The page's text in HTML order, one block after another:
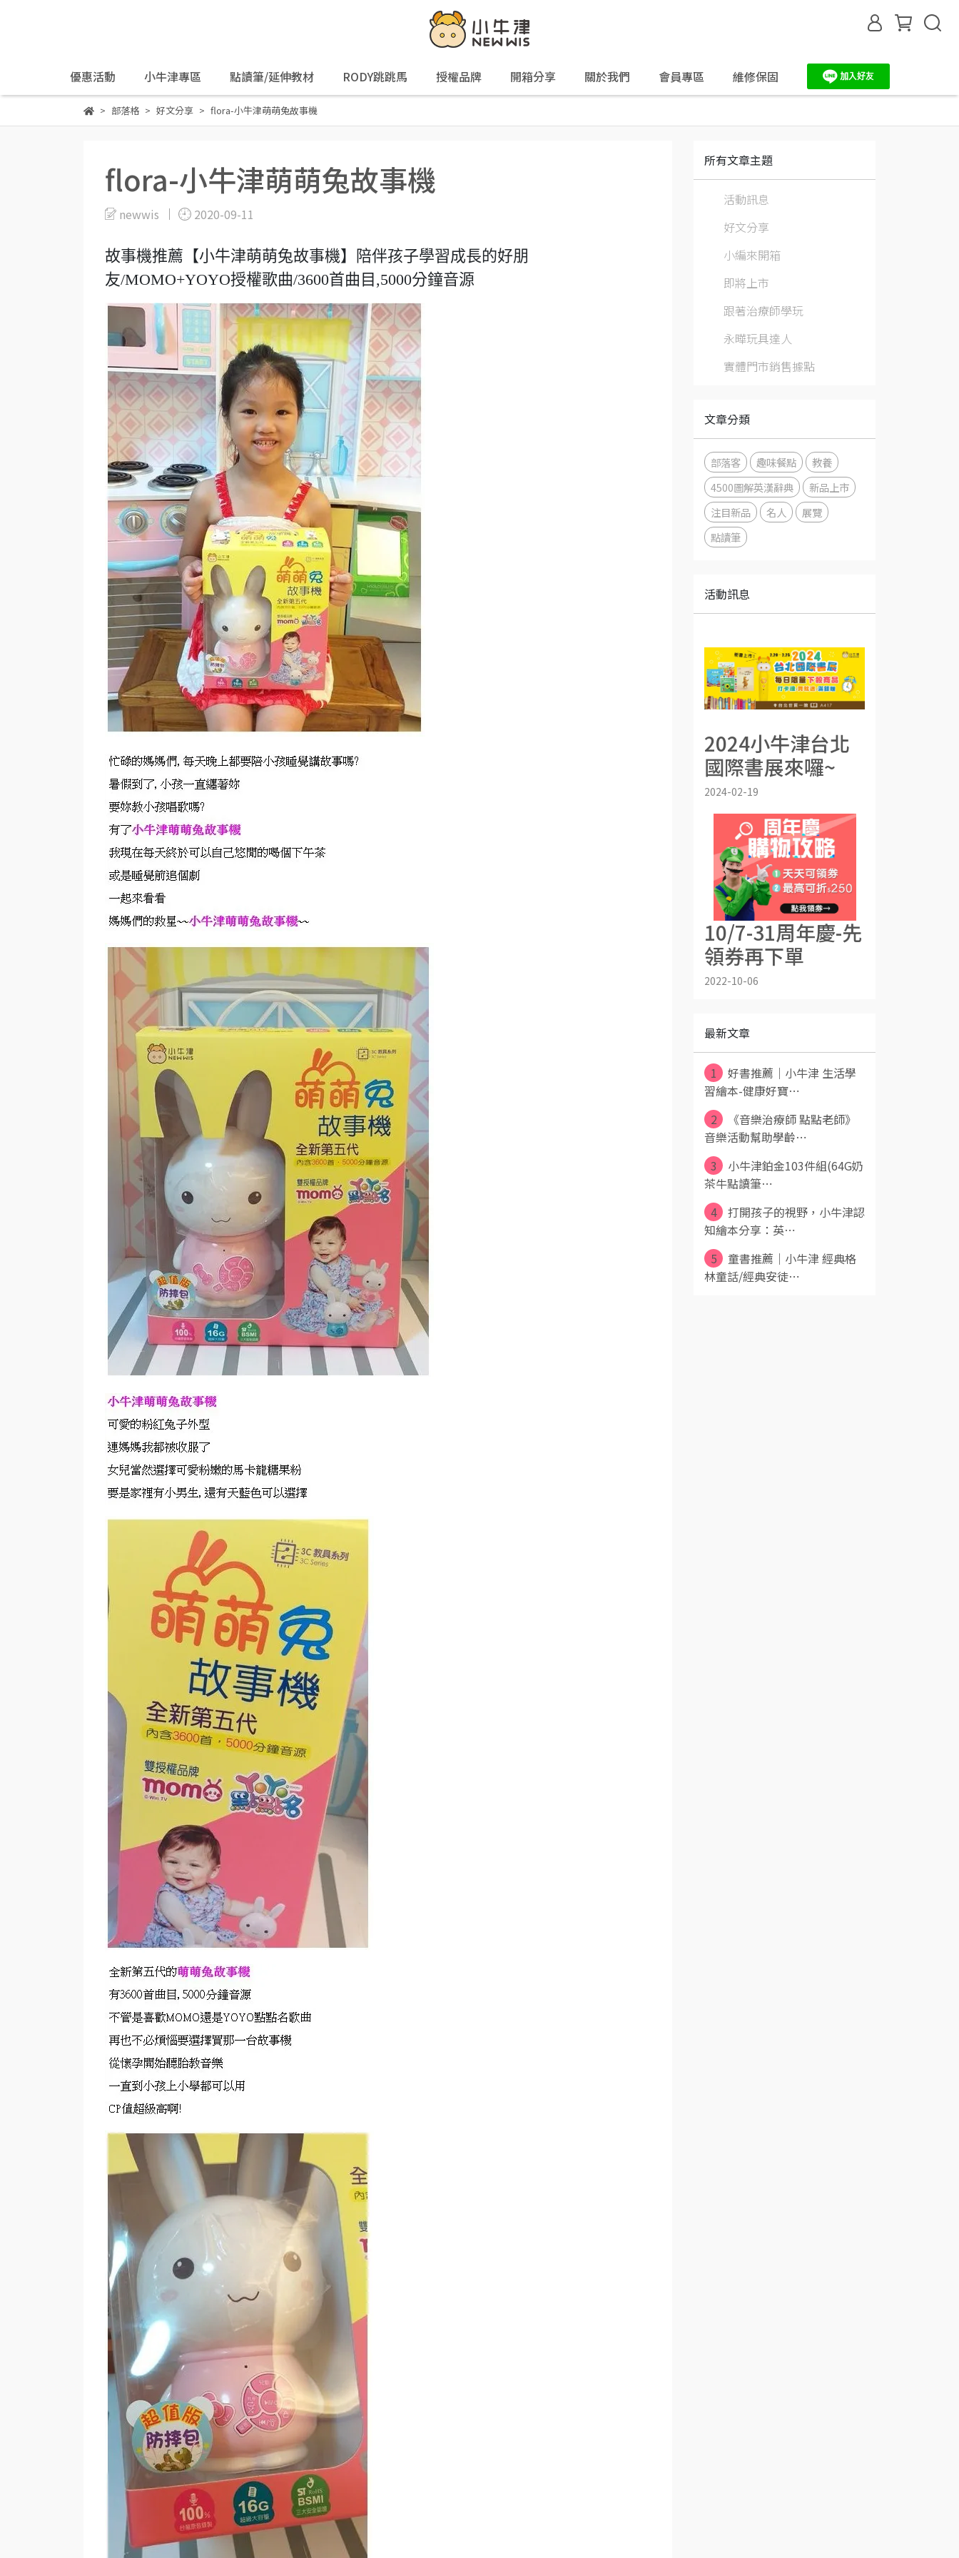
優惠活動 小牛津專區 點讀筆/延伸教材 RODY跳跳馬 授權品牌 開箱分享 關於我們 會員專區 維修保固
部落格 好文分享 flora-小牛津萌萌兔故事機
flora-小牛津萌萌兔故事機
newwis 2020-09-11
故事機推薦【小牛津萌萌兔故事機】陪伴孩子學習成長的好朋
友/MOMO+YOYO授權歌曲/3600首曲目,5000分鐘音源
所有文章主題
活動訊息
好文分享
小編來開箱
即將上市
跟著治療師學玩
永曄玩具達人
實體門市銷售據點
文章分類
部落客 趣味餐點
教養
4500圖解英漢辭典
新品上市
注目新品
名人
展覽
點讀筆
活動訊息
2024小牛津台北
國際書展來囉~
2024-02-19
10/7-31周年慶-先
領券再下單
2022-10-06
最新文章
1
好書推薦｜小牛津 生活學
習繪本-健康好寶⋯
2
《音樂治療師 點點老師》
音樂活動幫助學齡⋯
3
小牛津鉑金103件組(64G奶
茶牛點讀筆⋯
4
打開孩子的視野，小牛津認
知繪本分享：英⋯
5
童書推薦｜小牛津 經典格
林童話/經典安徒⋯